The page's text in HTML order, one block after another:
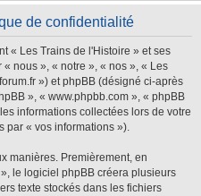
de confidentialité
« Les Trains de l'Histoire » et ses
nous », « notre », « nos », « Les
») et phpBB (désigné ci-après
», « www.phpbb.com », « phpBB
informations collectées lors de votre
par « vos informations »).
manières. Premièrement, en
le logiciel phpBB créera plusieurs
texte stockés dans les fichiers